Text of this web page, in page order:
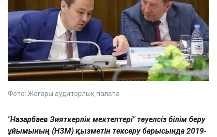
Фото: Жоғары аудиторлық палата
"Назарбаев Зияткерлік мектептері" тәуелсіз білім беру
ұйымының (НЗМ) қызметін тексеру барысында 2019-